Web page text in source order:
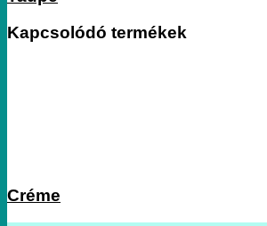
Kapcsolódó termékek
Créme